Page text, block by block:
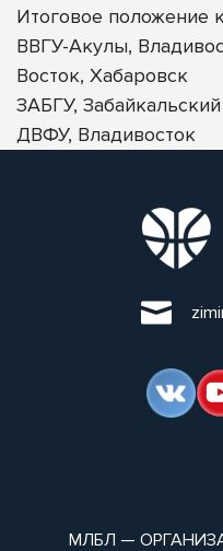
Итоговое положение
ВВГУ-Акулы,
Восток, Хабаровск
ЗАБГУ,
ДВФУ, Владивосток
МЛБЛ —